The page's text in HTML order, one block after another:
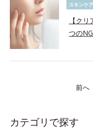
スキンケア
【ク
つの
前へ
カテゴリで探す